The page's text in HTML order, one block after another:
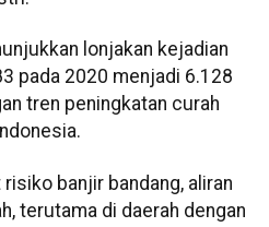
lonjakan kejadian
pada 2020 menjadi 6.128
tren peningkatan curah
banjir bandang, aliran
terutama di daerah dengan